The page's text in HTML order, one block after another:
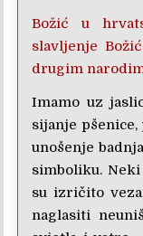
Božić u
slavljenje
drugim
Imamo uz
sijanje
unošenje
simboliku.
su izričito
naglasiti